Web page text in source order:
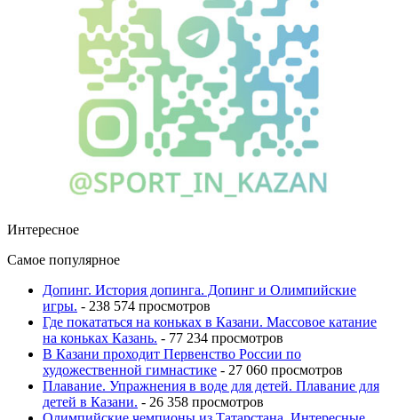
Интересное
Самое популярное
Допинг. История допинга. Допинг и Олимпийские
игры. - 238 574 просмотров
Где покататься на коньках в Казани. Массовое катание
на коньках Казань. - 77 234 просмотров
В Казани проходит Первенство России по
художественной гимнастике - 27 060 просмотров
Плавание. Упражнения в воде для детей. Плавание для
детей в Казани. - 26 358 просмотров